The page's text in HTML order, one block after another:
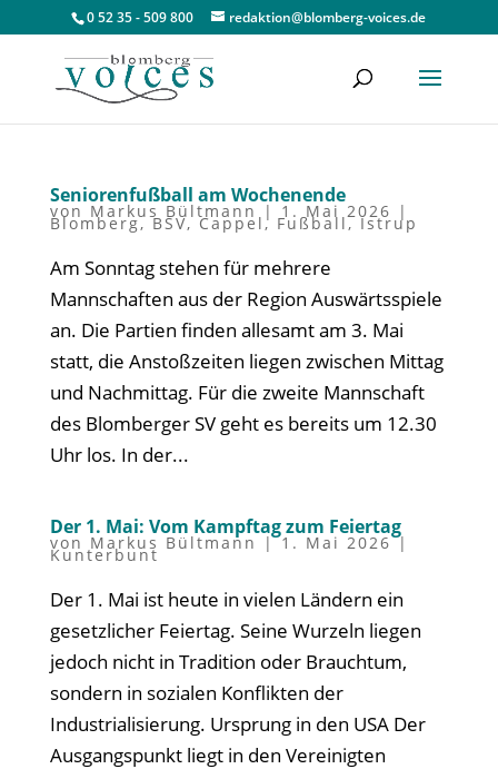
0 52 35 - 509 800 redaktion@blomberg-voices.de
Seniorenfußball am Wochenende
von Markus Bültmann | 1. Mai 2026 |
Blomberg,BSV,Cappel, Fußball,Istrup
Am Sonntag stehen für mehrere
Mannschaften aus der Region Auswärtsspiele
an. Die Partien finden allesamt am 3. Mai
statt, die Anstoßzeiten liegen zwischen Mittag
und Nachmittag. Für die zweite Mannschaft
des Blomberger SV geht es bereits um 12.30
Uhr los. In der...
Der 1. Mai: Vom Kampftag zum Feiertag
von Markus Bültmann |1. Mai 2026|
Kunterbunt
Der 1. Mai ist heute in vielen Ländern ein
gesetzlicher Feiertag. Seine Wurzeln liegen
jedoch nicht in Tradition oder Brauchtum,
sondern in sozialen Konflikten der
Industrialisierung. Ursprung in den USA Der
Ausgangspunkt liegt in den Vereinigten